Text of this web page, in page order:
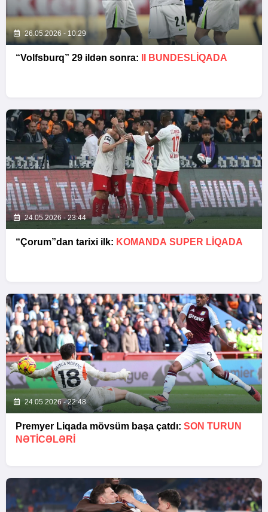
26.05.2026 - 10:29
“Volfsburq” 29 ildən sonra: II BUNDESLİQADA
24.05.2026 - 23:44
“Çorum”dan tarixi ilk: KOMANDA SUPER LIQADA
24.05.2026 - 22:48
Premyer Liqada mövsüm başa çatdı: SON TURUN
NƏTİCƏLƏRİ